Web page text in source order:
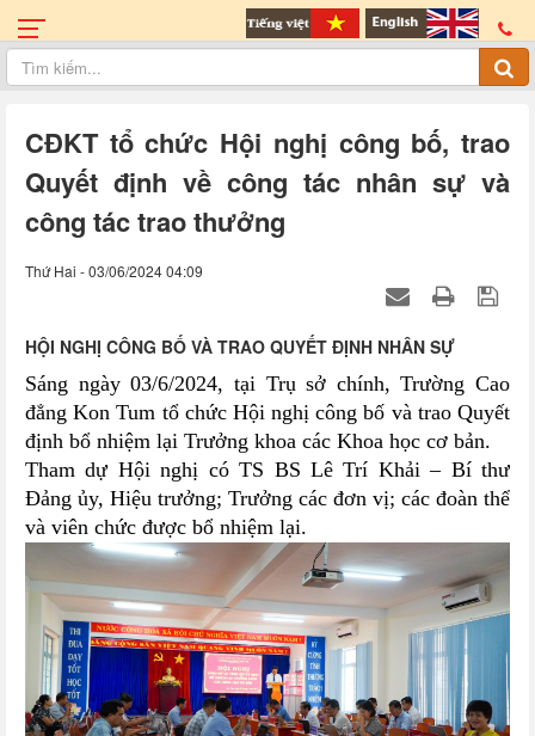
CĐKT tổ chức Hội nghị công bố, trao
Quyết định về công tác nhân sự và
công tác trao thưởng
Thứ Hai - 03/06/2024 04:09
HỘI NGHỊ CÔNG BỐ VÀ TRAO QUYẾT ĐỊNH NHÂN SỰ
Sáng ngày 03/6/2024, tại Trụ sở chính, Trường Cao
đẳng Kon Tum tổ chức Hội nghị công bố và trao Quyết
định bổ nhiệm lại Trưởng khoa các Khoa học cơ bản.
Tham dự Hội nghị có TS BS Lê Trí Khải – Bí thư
Đảng ủy, Hiệu trưởng; Trưởng các đơn vị; các đoàn thể
và viên chức được bổ nhiệm lại.